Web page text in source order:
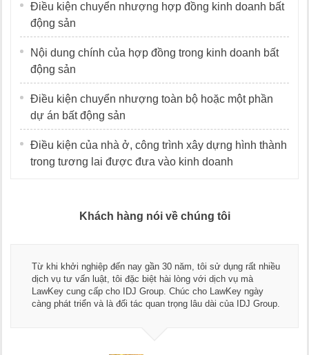
Điều kiện chuyển nhượng hợp đồng kinh doanh bất
động sản
Nội dung chính của hợp đồng trong kinh doanh bất
động sản
Điều kiện chuyển nhượng toàn bộ hoặc một phần
dự án bất động sản
Điều kiện của nhà ở, công trình xây dựng hình thành
trong tương lai được đưa vào kinh doanh
Khách hàng nói về chúng tôi
Từ khi khởi nghiệp đến nay gần 30 năm, tôi sử dụng rất nhiều
dịch vụ tư vấn luật, tôi đặc biệt hài lòng với dịch vụ mà
LawKey cung cấp cho IDJ Group. Chúc cho LawKey ngày
càng phát triển và là đối tác quan trọng lâu dài của IDJ Group.